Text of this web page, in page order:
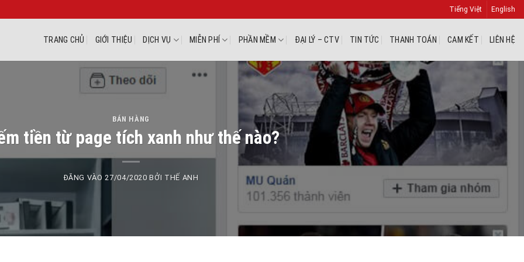
Tiếng Việt English
TRANG CHỦ GIỚI THIỆU DỊCH VỤ MIỄN PHÍ PHẦN MỀM ĐẠI LÝ – CTV TIN TỨC THANH TOÁN CAM KẾT LIÊN HỆ
BÁN HÀNG
tiền từ page tích xanh như thế nào?
ĐĂNG VÀO27/04/2020 BỞI THẾ ANH